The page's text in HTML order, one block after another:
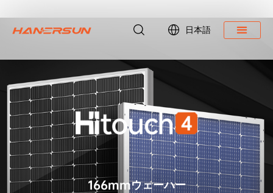
日本語
166mmウェーハー